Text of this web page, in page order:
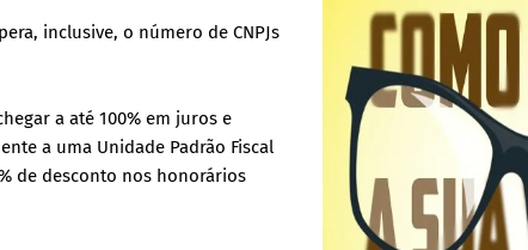
inclusive, o número de CNPJs
a até 100% em juros e
a uma Unidade Padrão Fiscal
de desconto nos honorários